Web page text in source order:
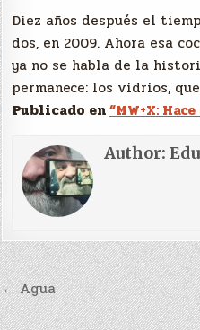
Diez años después el
dos, en 2009. Ahora esa
ya no se habla de la
permanece: los vidrios,
Publicado en“MW+X:
Author:
Navegación
de
← Agua